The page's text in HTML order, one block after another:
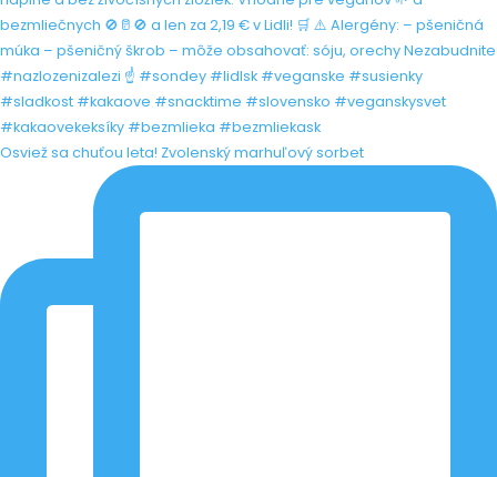
Osviež sa chuťou leta! Zvolenský marhuľový sorbet